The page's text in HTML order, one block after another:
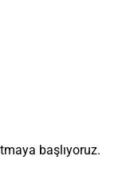
başlıyoruz.